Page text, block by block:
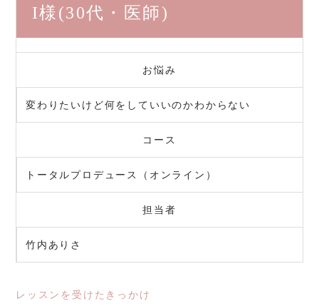
I様(30代・医師)
お悩み
変わりたいけど何をしていいのかわからない
コース
トータルプロデュース（オンライン）
担当者
竹内ありさ
レッスンを受けたきっかけ